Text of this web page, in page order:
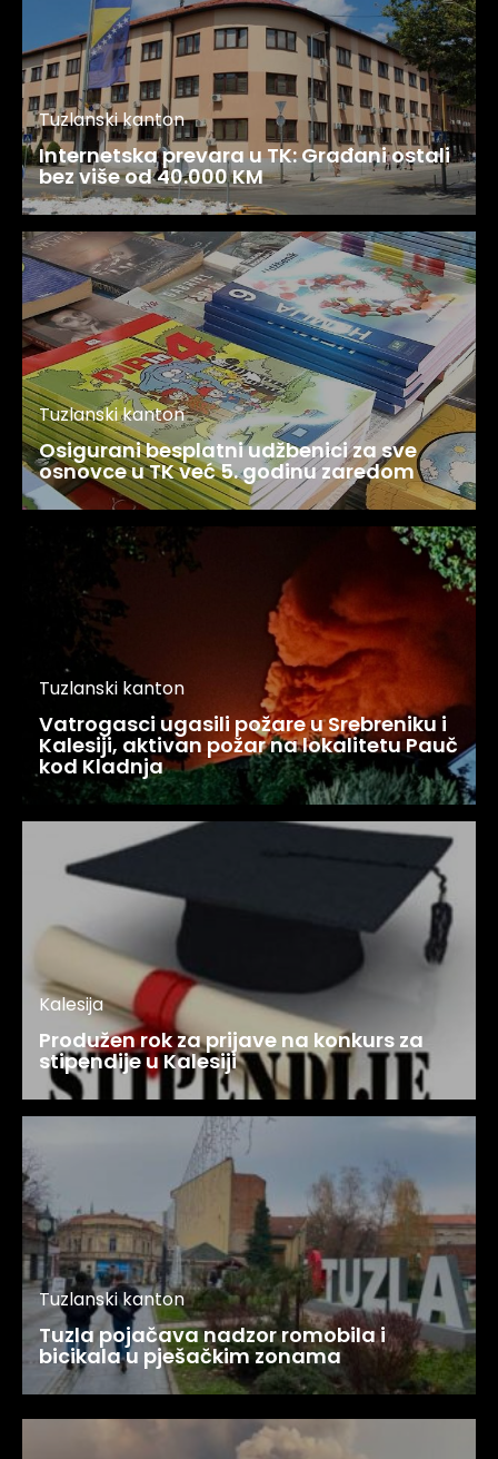
Tuzlanski kanton
Internetska prevara u TK: Građani ostali
bez više od 40.000 KM
Tuzlanski kanton
Osigurani besplatni udžbenici za sve
osnovce u TK već 5. godinu zaredom
Tuzlanski kanton
Vatrogasci ugasili požare u Srebreniku i
Kalesiji, aktivan požar na lokalitetu Pauč
kod Kladnja
Kalesija
Produžen rok za prijave na konkurs za
stipendije u Kalesiji
Tuzlanski kanton
Tuzla pojačava nadzor romobila i
bicikala u pješačkim zonama